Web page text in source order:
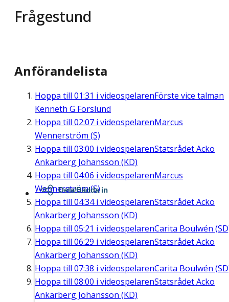
Frågestund
Anförandelista
Hoppa till 01:31 i videospelarenFörste vice talman
Kenneth G Forslund
Hoppa till 02:07 i videospelarenMarcus
Wennerström (S)
Hoppa till 03:00 i videospelarenStatsrådet Acko
Ankarberg Johansson (KD)
Hoppa till 04:06 i videospelarenMarcus
Wennerström (S)
Hoppa till 04:34i videospelarenStatsrådet Acko
Ankarberg Johansson (KD)
Hoppa till 05:21 i videospelarenCarita Boulwén
Hoppa till 06:29 i videospelarenStatsrådet Acko
Ankarberg Johansson (KD)
Hoppa till 07:38 i videospelarenCarita Boulwén
Hoppa till 08:00 i videospelarenStatsrådet Acko
Ankarberg Johansson (KD)
Dela/Bädda in